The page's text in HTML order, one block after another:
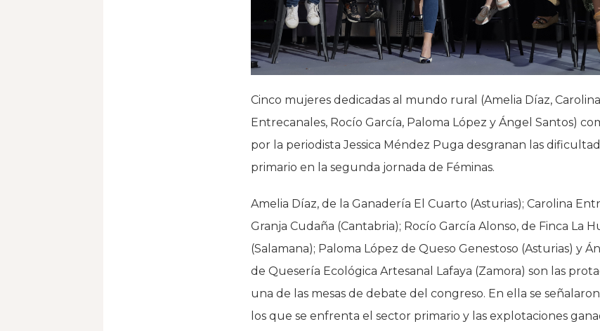
Cinco mujeres dedicadas al mundo rural (Amelia Díaz, Carolina
Entrecanales, Rocío García, Paloma López y Ángel Santos)
por la periodista Jessica Méndez Puga desgranan las
primario en la segunda jornada de Féminas.
Amelia Díaz, de la Ganadería El Cuarto (Asturias); Carolina
Granja Cudaña (Cantabria); Rocío García Alonso, de Finca La
(Salamana); Paloma López de Queso Genestoso (Asturias) y
de Quesería Ecológica Artesanal Lafaya (Zamora) son las
una de las mesas de debate del congreso. En ella se
los que se enfrenta el sector primario y las explotaciones